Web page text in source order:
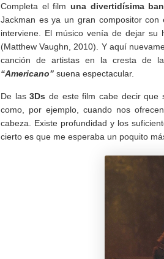
Completa el film una divertidísima
Jackman es ya un gran compositor
interviene. El músico venía de dejar su
(Matthew Vaughn, 2010). Y aquí
canción de artistas en la cresta de
“Americano” suena espectacular.
De las3Ds de este film cabe decir que
como, por ejemplo, cuando nos
cabeza. Existe profundidad y los
cierto es que me esperaba un poquito